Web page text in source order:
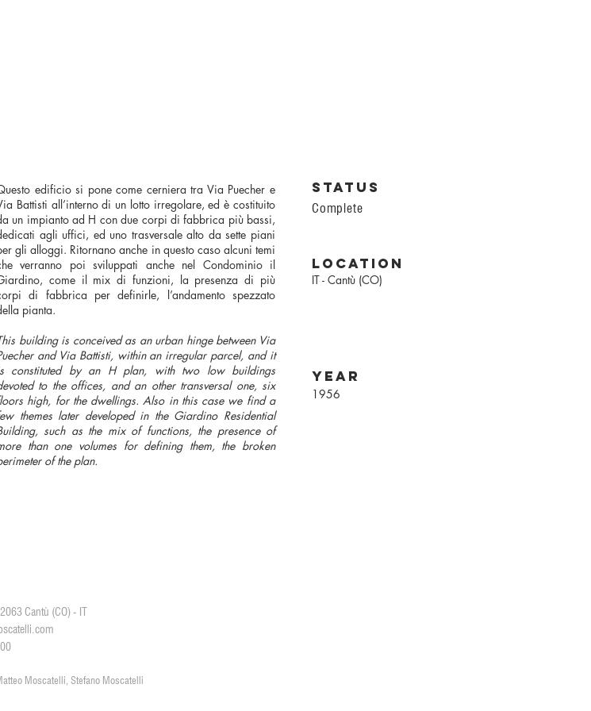
edificio si pone come cerniera tra Via Puecher e
Battisti all’interno di un lotto irregolare, ed è costituito
un impianto ad H con due corpi di fabbrica più bassi,
agli uffici, ed uno trasversale alto da sette piani
gli alloggi. Ritornano anche in questo caso alcuni temi
verranno poi sviluppati anche nel Condominio il
come il mix di funzioni, la presenza di più
di fabbrica per definirle, l’andamento spezzato
pianta.
building is conceived as an urban hinge between Via
and Via Battisti, within an irregular parcel, and it
constituted by an H plan, with two low buildings
to the offices, and an other transversal one, six
high, for the dwellings. Also in this case we find a
themes later developed in the Giardino Residential
such as the mix of functions, the presence of
than one volumes for defining them, the broken
of the plan.
status
Complete
location
IT - Cantù (CO)
year
1956
Cantù (CO) - IT
Moscatelli, Stefano Moscatelli